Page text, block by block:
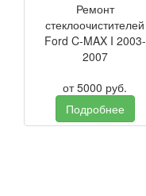
Ремонт
стеклоочистителей
Ford C-MAX I 2003-
2007
от5000 руб.
Подробнее